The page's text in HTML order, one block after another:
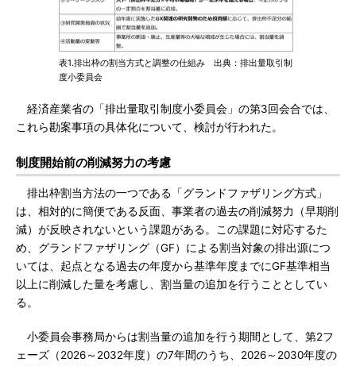
表1.排出枠の割当方式と調整の仕組み 出典：排出量取引制
度小委員会
経済産業省の「排出量取引制度小委員会」の第3回会合では、
これら勘案事項の具体化について、検討が行われた。
制度開始前の削減努力の考慮
排出枠割当方法の一つである「グランドファザリング方式」
は、相対的に簡便である反面、事業者の過去の削減努力（早期削
減）が反映されないという課題がある。この課題に対応するた
め、グランドファザリング（GF）による割当対象の排出源につ
いては、起点となる過去の年度から基準年度までにGF基準相当
以上に削減した量を考慮し、割当量の追加を行うこととしてい
る。
小委員会事務局からは割当量の追加を行う期間として、第2フ
ェーズ（2026～2032年度）の7年間のうち、2026～2030年度の